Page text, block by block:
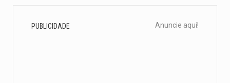
PUBLICIDADE Anuncie aqui!